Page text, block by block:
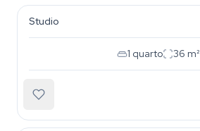
Studio
1 quarto 36 m²